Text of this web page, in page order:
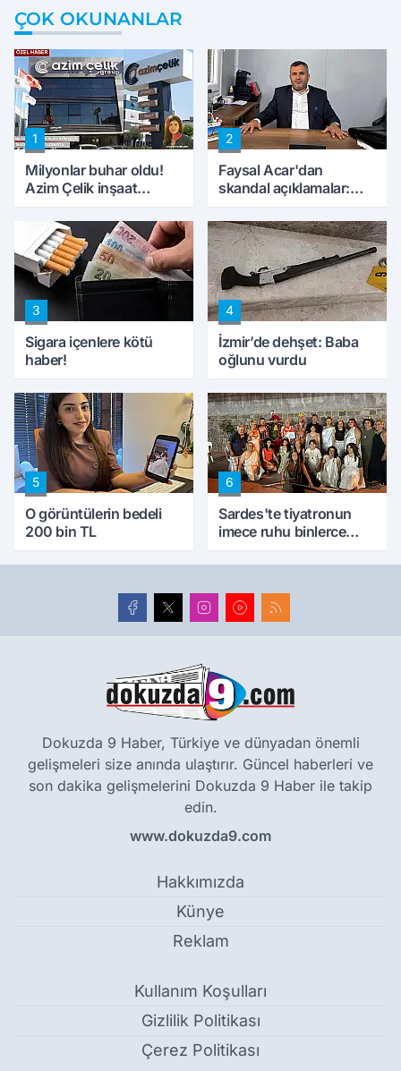
ÇOK OKUNANLAR
1
Milyonlar buhar oldu!
Azim Çelik inşaat
konuştu
2
Faysal Acar'dan
skandal açıklamalar:
peynircilerimizi de
kıskaca aldı, müdahale
ettik'
3
Sigara içenlere kötü
haber!
4
İzmir’de dehşet: Baba
oğlunu vurdu
5
O görüntülerin bedeli
200 bin TL
6
Sardes'te tiyatronun
imece ruhu binlerce
Dokuzda 9 Haber, Türkiye ve dünyadan önemli
gelişmeleri size anında ulaştırır. Güncel haberleri ve
son dakika gelişmelerini Dokuzda 9 Haber ile takip
edin.
www.dokuzda9.com
Hakkımızda
Künye
Reklam
Kullanım Koşulları
Gizlilik Politikası
Çerez Politikası